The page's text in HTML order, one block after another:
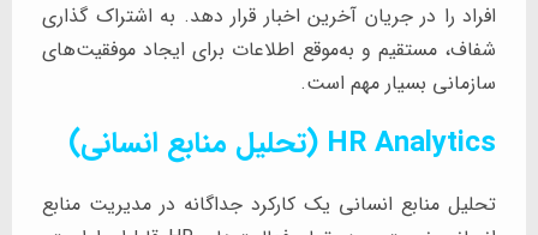
افراد را در جریان آخرین اخبار قرار دهد. به اشتراک گذاری
شفاف، مستقیم و به‌موقع اطلاعات برای ایجاد موفقیت‌های
سازمانی بسیار مهم است.
HR Analytics (تحلیل منابع انسانی)
تحلیل منابع انسانی یک کارکرد جداگانه در مدیریت منابع